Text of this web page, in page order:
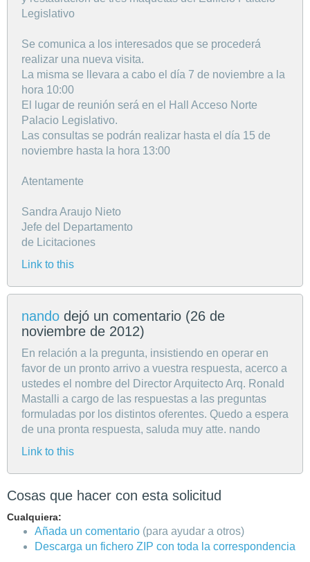
Legislativo
Se comunica a los interesados que se procederá
realizar una nueva visita.
La misma se llevara a cabo el día 7 de noviembre a la
hora 10:00
El lugar de reunión será en el Hall Acceso Norte
Palacio Legislativo.
Las consultas se podrán realizar hasta el día 15 de
noviembre hasta la hora 13:00
Atentamente
Sandra Araujo Nieto
Jefe del Departamento
de Licitaciones
Link to this
nando dejó un comentario (26 de
noviembre de 2012)
En relación a la pregunta, insistiendo en operar en
favor de un pronto arrivo a vuestra respuesta, acerco a
ustedes el nombre del Director Arquitecto Arq. Ronald
Mastalli a cargo de las respuestas a las preguntas
formuladas por los distintos oferentes. Quedo a espera
de una pronta respuesta, saluda muy atte. nando
Link to this
Cosas que hacer con esta solicitud
Cualquiera:
Añada un comentario (para ayudar a otros)
Descarga un fichero ZIP con toda la correspondencia